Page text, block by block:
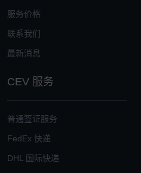
服务价格
联系我们
最新消息
CEV 服务
普通签证服务
FedEx 快递
DHL 国际快递